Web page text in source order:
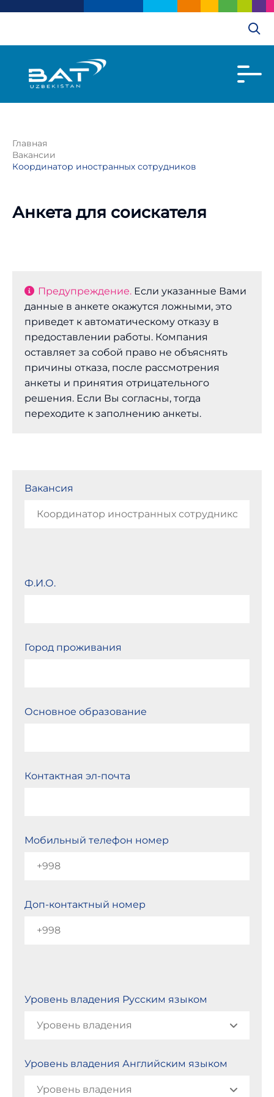
Главная
Вакансии
Координатор иностранных сотрудников
Анкета для соискателя
Предупреждение. Если указанные Вами
данные в анкете окажутся ложными, это
приведет к автоматическому отказу в
предоставлении работы. Компания
оставляет за собой право не объяснять
причины отказа, после рассмотрения
анкеты и принятия отрицательного
решения. Если Вы согласны, тогда
переходите к заполнению анкеты.
Вакансия
Ф.И.О.
Город проживания
Основное образование
Контактная эл-почта
Мобильный телефон номер
Доп-контактный номер
Уровень владения Русским языком
Уровень владения Английским языком